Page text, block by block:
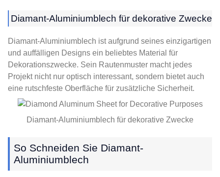
Diamant-Aluminiumblech für dekorative Zwecke
Diamant-Aluminiumblech ist aufgrund seines einzigartigen
und auffälligen Designs ein beliebtes Material für
Dekorationszwecke. Sein Rautenmuster macht jedes
Projekt nicht nur optisch interessant, sondern bietet auch
eine rutschfeste Oberfläche für zusätzliche Sicherheit.
Diamant-Aluminiumblech für dekorative Zwecke
So Schneiden Sie Diamant-
Aluminiumblech